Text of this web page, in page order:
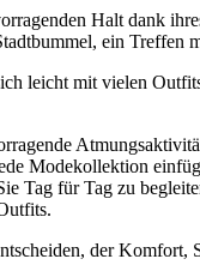
Halt dank
ein Treffen
leicht mit vielen
Modekollektion
Tag für Tag zu
der